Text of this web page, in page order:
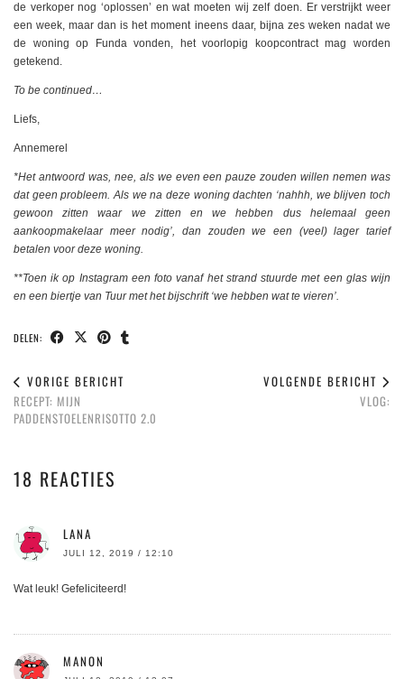
de verkoper nog ‘oplossen’ en wat moeten wij zelf doen. Er verstrijkt weer
een week, maar dan is het moment ineens daar, bijna zes weken nadat we
de woning op Funda vonden, het voorlopig koopcontract mag worden
getekend.
To be continued…
Liefs,
Annemerel
*Het antwoord was, nee, als we even een pauze zouden willen nemen was
dat geen probleem. Als we na deze woning dachten ‘nahhh, we blijven toch
gewoon zitten waar we zitten en we hebben dus helemaal geen
aankoopmakelaar meer nodig’, dan zouden we een (veel) lager tarief
betalen voor deze woning.
**Toen ik op Instagram een foto vanaf het strand stuurde met een glas wijn
en een biertje van Tuur met het bijschrift ‘we hebben wat te vieren’.
DELEN:
VORIGE BERICHT
RECEPT: MIJN
PADDENSTOELENRISOTTO 2.0
VOLGENDE BERICHT
VLOG:
18 REACTIES
LANA
JULI 12, 2019 / 12:10
Wat leuk! Gefeliciteerd!
MANON